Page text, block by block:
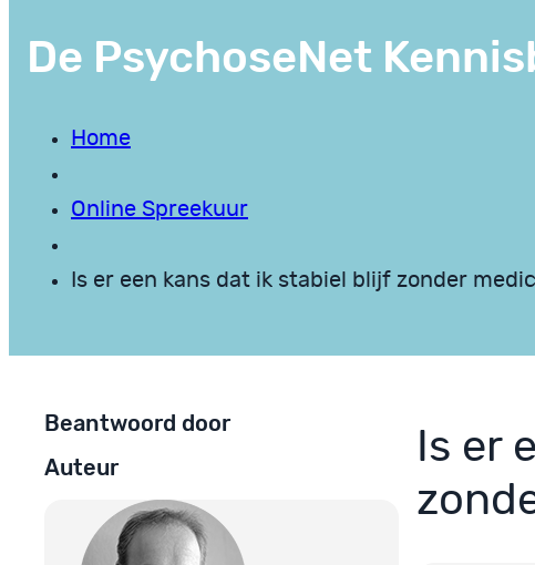
De PsychoseNet
Home
Online Spreekuur
Is er een kans dat ik stabiel blijf zonder
Beantwoord door
Auteur
Is er